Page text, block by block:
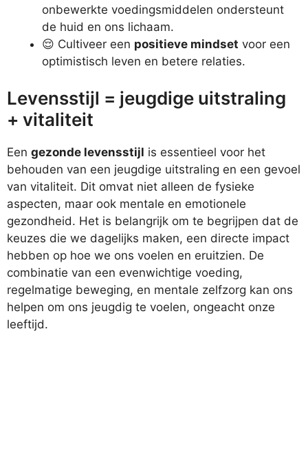
onbewerkte voedingsmiddelen ondersteunt
de huid en ons lichaam.
😌 Cultiveer een positieve mindset voor een
optimistisch leven en betere relaties.
Levensstijl = jeugdige uitstraling
+ vitaliteit
Een gezonde levensstijl is essentieel voor het
behouden van een jeugdige uitstraling en een gevoel
van vitaliteit. Dit omvat niet alleen de fysieke
aspecten, maar ook mentale en emotionele
gezondheid. Het is belangrijk om te begrijpen dat de
keuzes die we dagelijks maken, een directe impact
hebben op hoe we ons voelen en eruitzien. De
combinatie van een evenwichtige voeding,
regelmatige beweging, en mentale zelfzorg kan ons
helpen om ons jeugdig te voelen, ongeacht onze
leeftijd.